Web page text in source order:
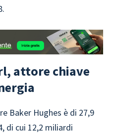
attore chiave
Baker Hughes è di 27,9
di cui 12,2 miliardi